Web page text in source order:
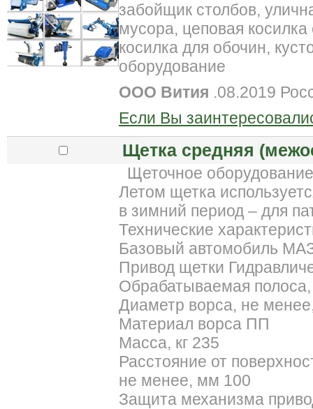
забойщик столбов,
мусора, цеповая
косилка для обочин,
оборудование
ООО Вития .08.2019
Если Вы
Щетка средняя
Щеточное
Летом щетка
в зимний период – для
Технические
Базовый автомобиль
Привод щетки
Обрабатываемая
Диаметр ворса, не
Материал ворса ПП
Масса, кг 235
Расстояние от
не менее, мм 100
Защита механизма